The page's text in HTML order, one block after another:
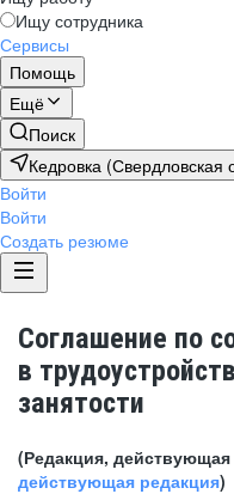
Ищу сотрудника
Сервисы
Помощь
Ещё
Поиск
Кедровка (Свердловская
Войти
Войти
Создать резюме
Соглашение по
в
занятости
(Редакция, действующая
действующая редакция)